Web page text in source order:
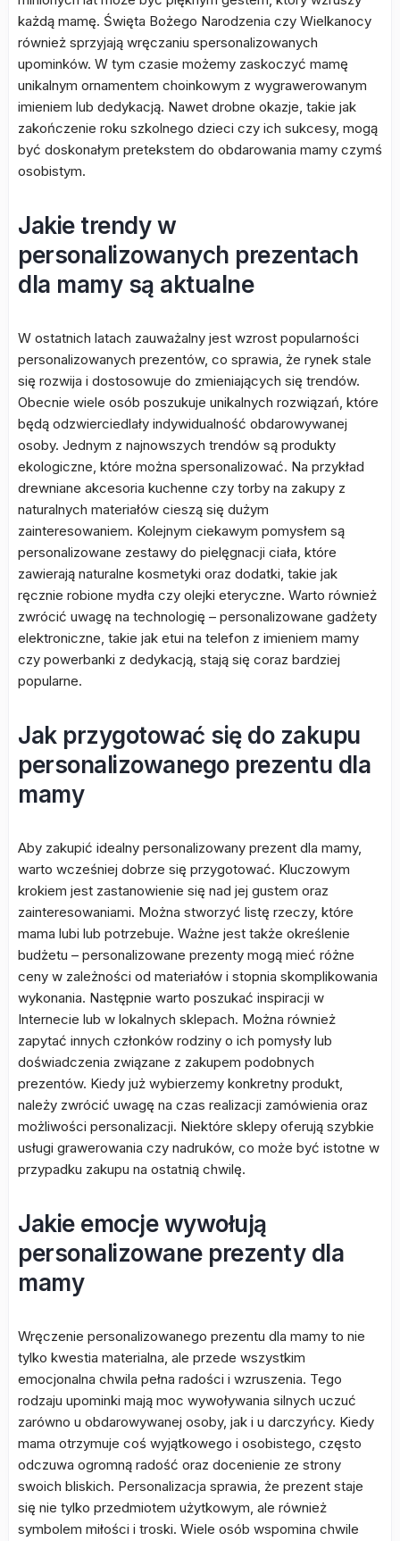
każdą mamę. Święta Bożego Narodzenia czy Wielkanocy
również sprzyjają wręczaniu spersonalizowanych
upominków. W tym czasie możemy zaskoczyć mamę
unikalnym ornamentem choinkowym z wygrawerowanym
imieniem lub dedykacją. Nawet drobne okazje, takie jak
zakończenie roku szkolnego dzieci czy ich sukcesy, mogą
być doskonałym pretekstem do obdarowania mamy czymś
osobistym.
Jakie trendy w
personalizowanych prezentach
dla mamy są aktualne
W ostatnich latach zauważalny jest wzrost popularności
personalizowanych prezentów, co sprawia, że rynek stale
się rozwija i dostosowuje do zmieniających się trendów.
Obecnie wiele osób poszukuje unikalnych rozwiązań, które
będą odzwierciedlały indywidualność obdarowywanej
osoby. Jednym z najnowszych trendów są produkty
ekologiczne, które można spersonalizować. Na przykład
drewniane akcesoria kuchenne czy torby na zakupy z
naturalnych materiałów cieszą się dużym
zainteresowaniem. Kolejnym ciekawym pomysłem są
personalizowane zestawy do pielęgnacji ciała, które
zawierają naturalne kosmetyki oraz dodatki, takie jak
ręcznie robione mydła czy olejki eteryczne. Warto również
zwrócić uwagę na technologię – personalizowane gadżety
elektroniczne, takie jak etui na telefon z imieniem mamy
czy powerbanki z dedykacją, stają się coraz bardziej
popularne.
Jak przygotować się do zakupu
personalizowanego prezentu dla
mamy
Aby zakupić idealny personalizowany prezent dla mamy,
warto wcześniej dobrze się przygotować. Kluczowym
krokiem jest zastanowienie się nad jej gustem oraz
zainteresowaniami. Można stworzyć listę rzeczy, które
mama lubi lub potrzebuje. Ważne jest także określenie
budżetu – personalizowane prezenty mogą mieć różne
ceny w zależności od materiałów i stopnia skomplikowania
wykonania. Następnie warto poszukać inspiracji w
Internecie lub w lokalnych sklepach. Można również
zapytać innych członków rodziny o ich pomysły lub
doświadczenia związane z zakupem podobnych
prezentów. Kiedy już wybierzemy konkretny produkt,
należy zwrócić uwagę na czas realizacji zamówienia oraz
możliwości personalizacji. Niektóre sklepy oferują szybkie
usługi grawerowania czy nadruków, co może być istotne w
przypadku zakupu na ostatnią chwilę.
Jakie emocje wywołują
personalizowane prezenty dla
mamy
Wręczenie personalizowanego prezentu dla mamy to nie
tylko kwestia materialna, ale przede wszystkim
emocjonalna chwila pełna radości i wzruszenia. Tego
rodzaju upominki mają moc wywoływania silnych uczuć
zarówno u obdarowywanej osoby, jak i u darczyńcy. Kiedy
mama otrzymuje coś wyjątkowego i osobistego, często
odczuwa ogromną radość oraz docenienie ze strony
swoich bliskich. Personalizacja sprawia, że prezent staje
się nie tylko przedmiotem użytkowym, ale również
symbolem miłości i troski. Wiele osób wspomina chwile